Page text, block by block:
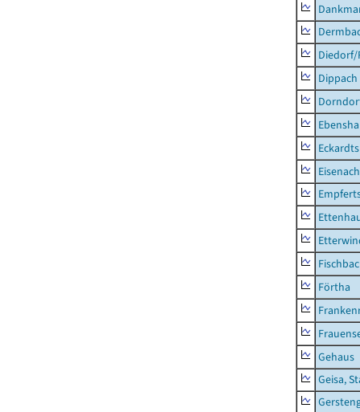
Dippach
Förtha
Gehaus
Geisa,